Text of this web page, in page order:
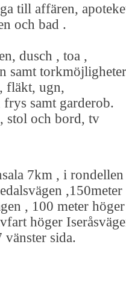
till affären,
och bad .
dusch , toa ,
samt
fläkt, ugn,
samt garderob.
stol och bord, tv
7km , i rondellen
,150meter
, 100 meter höger
höger
sida.